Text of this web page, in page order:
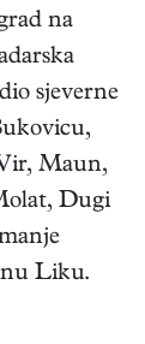
na
sjeverne
Maun,
Dugi
Liku.